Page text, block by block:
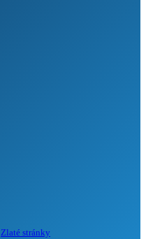
Zlaté stránky